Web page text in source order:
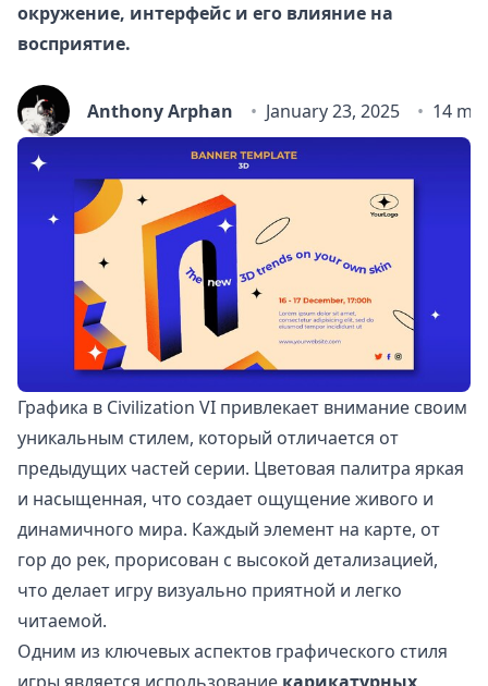
окружение, интерфейс и его влияние на
восприятие.
Anthony Arphan January 23, 2025 14
Графика в Civilization VI привлекает внимание своим
уникальным стилем, который отличается от
предыдущих частей серии. Цветовая палитра яркая
и насыщенная, что создает ощущение живого и
динамичного мира. Каждый элемент на карте, от
гор до рек, прорисован с высокой детализацией,
что делает игру визуально приятной и легко
читаемой.
Одним из ключевых аспектов графического стиля